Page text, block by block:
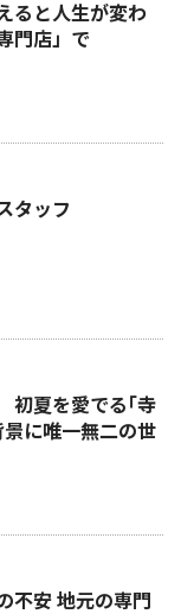
ると人生が変わ
門店」で
タッフ
初夏を愛でる｢寺
に唯一無二の世
安 地元の専門